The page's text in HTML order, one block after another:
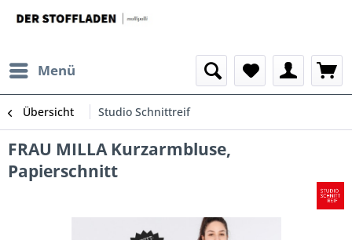
Menü
Übersicht Studio Schnittreif
FRAU MILLA Kurzarmbluse,
Papierschnitt